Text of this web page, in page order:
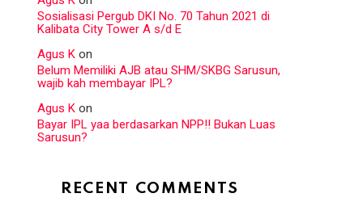
Sosialisasi Pergub DKI No. 70 Tahun 2021 di
Kalibata City Tower A s/d E
Agus K on
Belum Memiliki AJB atau SHM/SKBG Sarusun,
wajib kah membayar IPL?
Agus K on
Bayar IPL yaa berdasarkan NPP!! Bukan Luas
Sarusun?
RECENT COMMENTS